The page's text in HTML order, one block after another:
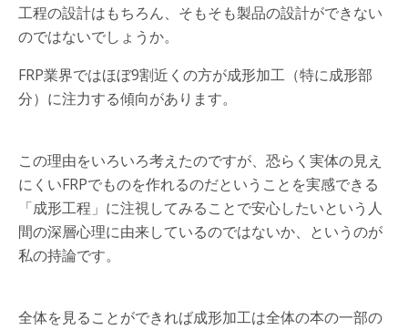
工程の設計はもちろん、そもそも製品の設計ができない
のではないでしょうか。
FRP業界ではほぼ9割近くの方が成形加工（特に成形部
分）に注力する傾向があります。
この理由をいろいろ考えたのですが、恐らく実体の見え
にくいFRPでものを作れるのだということを実感できる
「成形工程」に注視してみることで安心したいという人
間の深層心理に由来しているのではないか、というのが
私の持論です。
全体を見ることができれば成形加工は全体の本の一部の